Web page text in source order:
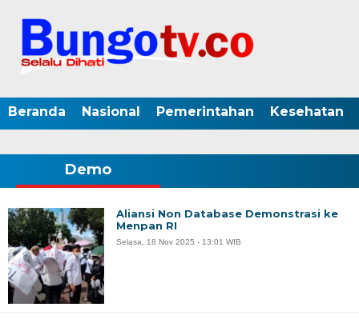
Beranda Nasional Pemerintahan Kesehatan
Demo
Aliansi Non Database Demonstrasi ke
Menpan RI
Selasa, 18 Nov 2025 - 13:01 WIB